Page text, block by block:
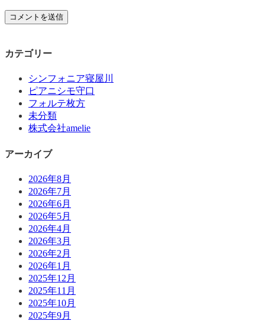
カテゴリー
シンフォニア寝屋川
ピアニシモ守口
フォルテ枚方
未分類
株式会社amelie
アーカイブ
2026年8月
2026年7月
2026年6月
2026年5月
2026年4月
2026年3月
2026年2月
2026年1月
2025年12月
2025年11月
2025年10月
2025年9月